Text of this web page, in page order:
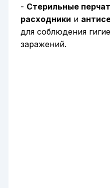
- Стерильные
расходники и
для соблюдения
заражений.